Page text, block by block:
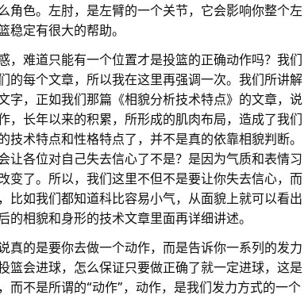
角色。左肘，是左臂的一个关节，它会影响你整个左
定有很大的帮助。
，难道只能有一个位置才是投篮的正确动作吗？我们
的每个文章，所以我在这里再强调一次。我们所讲解
字，正如我们那篇《相貌分析技术特点》的文章，说
，长年以来的积累，所形成的肌肉布局，造成了我们
术特点和性格特点了，并不是真的依靠相貌判断。
让各位对自己失去信心了不是？是因为气质和表情习
变了。所以，我们这里不但不是要让你失去信心，而
比如我们都知道科比容易小气，从面貌上就可以看出
相貌和身形的技术文章里面再详细讲述。
真的是要你去做一个动作，而是告诉你一系列的发力
篮会进球，怎么保证只要做正确了就一定进球，这是
不是所谓的“动作”，动作，是我们发力方式的一个